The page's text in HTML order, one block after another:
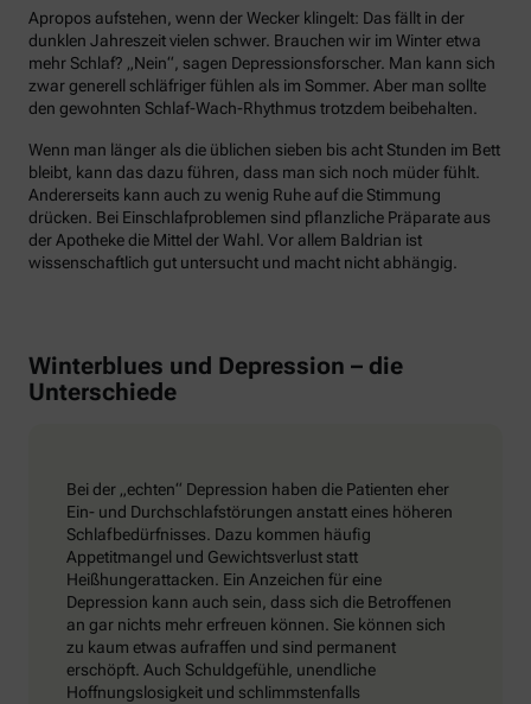
Apropos aufstehen, wenn der Wecker klingelt: Das fällt in der
dunklen Jahreszeit vielen schwer. Brauchen wir im Winter etwa
mehr Schlaf? „Nein“, sagen Depressionsforscher. Man kann sich
zwar generell schläfriger fühlen als im Sommer. Aber man sollte
den gewohnten Schlaf-Wach-Rhythmus trotzdem beibehalten.
Wenn man länger als die üblichen sieben bis acht Stunden im Bett
bleibt, kann das dazu führen, dass man sich noch müder fühlt.
Andererseits kann auch zu wenig Ruhe auf die Stimmung
drücken. Bei Einschlafproblemen sind pflanzliche Präparate aus
der Apotheke die Mittel der Wahl. Vor allem Baldrian ist
wissenschaftlich gut untersucht und macht nicht abhängig.
Winterblues und Depression – die
Unterschiede
Bei der „echten“ Depression haben die Patienten eher
Ein- und Durchschlafstörungen anstatt eines höheren
Schlafbedürfnisses. Dazu kommen häufig
Appetitmangel und Gewichtsverlust statt
Heißhungerattacken. Ein Anzeichen für eine
Depression kann auch sein, dass sich die Betroffenen
an gar nichts mehr erfreuen können. Sie können sich
zu kaum etwas aufraffen und sind permanent
erschöpft. Auch Schuldgefühle, unendliche
Hoffnungslosigkeit und schlimmstenfalls